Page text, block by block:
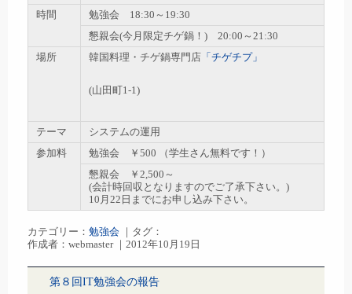
時間
勉強会 18:30～19:30
懇親会(今月限定チゲ鍋！) 20:00～21:30
場所
韓国料理・チゲ鍋専門店 「チゲチプ」
(山田町1-1)
テーマ
システムの運用
参加料
勉強会 ￥500 （学生さん無料です！）
懇親会 ￥2,500～
(会計時回収となりますのでご了承下さい。)
10月22日までにお申し込み下さい。
カテゴリー： 勉強会 ｜タグ：
作成者：webmaster ｜2012年10月19日
第８回IT勉強会の報告